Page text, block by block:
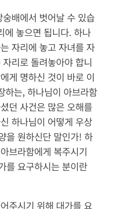
배에서 벗어날 수 있습
에 놓으면 됩니다. 하나
자리에 놓고 자녀를 자
리로 돌려놓아야 합니
게 명하신 것이 바로 이
하는, 하나님이 아브라함
던 사건은 많은 오해를
하나님이 어떻게 우상
을 원하신단 말인가! 하
브라함에게 복주시기
를 요구하시는 분이란
주시기 위해 대가를 요